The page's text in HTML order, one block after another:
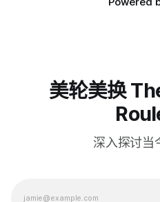
美轮美换
深入探讨当